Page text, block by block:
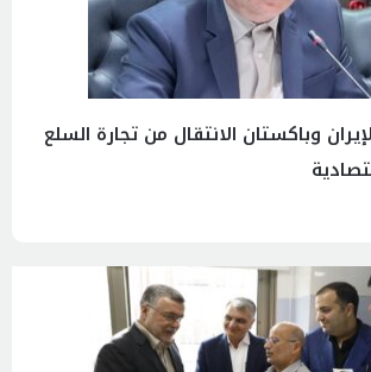
وباكستان الانتقال من تجارة السلع